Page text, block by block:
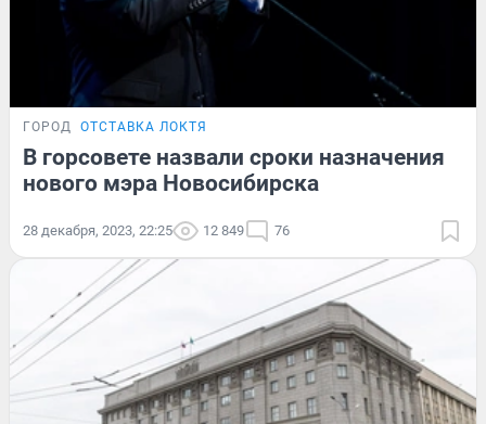
ГОРОД ОТСТАВКА ЛОКТЯ
В горсовете назвали сроки назначения
нового мэра Новосибирска
28 декабря, 2023, 22:25 12 849 76